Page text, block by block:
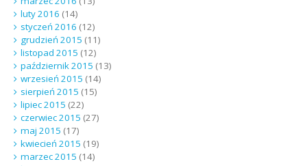
luty 2016 (14)
styczeń 2016 (12)
grudzień 2015 (11)
listopad 2015 (12)
październik 2015 (13)
wrzesień 2015 (14)
sierpień 2015 (15)
lipiec 2015 (22)
czerwiec 2015 (27)
maj 2015 (17)
kwiecień 2015 (19)
marzec 2015 (14)